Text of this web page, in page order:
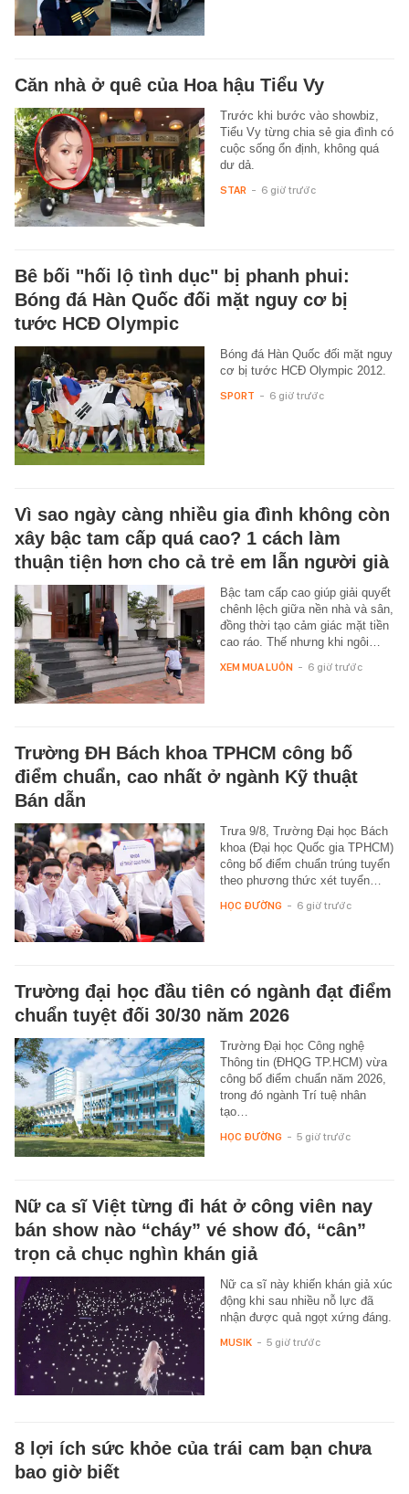
Căn nhà ở quê của Hoa hậu Tiểu Vy
Trước khi bước vào showbiz,
Tiểu Vy từng chia sẻ gia đình có
cuộc sống ổn định, không quá
dư dả.
STAR - 6 giờ trước
Bê bối "hối lộ tình dục" bị phanh phui:
Bóng đá Hàn Quốc đối mặt nguy cơ bị
tước HCĐ Olympic
Bóng đá Hàn Quốc đối mặt nguy
cơ bị tước HCĐ Olympic 2012.
SPORT - 6 giờ trước
Vì sao ngày càng nhiều gia đình không còn
xây bậc tam cấp quá cao? 1 cách làm
thuận tiện hơn cho cả trẻ em lẫn người già
Bậc tam cấp cao giúp giải quyết
chênh lệch giữa nền nhà và sân,
đồng thời tạo cảm giác mặt tiền
cao ráo. Thế nhưng khi ngôi…
XEM MUA LUÔN - 6 giờ trước
Trường ĐH Bách khoa TPHCM công bố
điểm chuẩn, cao nhất ở ngành Kỹ thuật
Bán dẫn
Trưa 9/8, Trường Đại học Bách
khoa (Đại học Quốc gia TPHCM)
công bố điểm chuẩn trúng tuyển
theo phương thức xét tuyển…
HỌC ĐƯỜNG - 6 giờ trước
Trường đại học đầu tiên có ngành đạt điểm
chuẩn tuyệt đối 30/30 năm 2026
Trường Đại học Công nghệ
Thông tin (ĐHQG TP.HCM) vừa
công bố điểm chuẩn năm 2026,
trong đó ngành Trí tuệ nhân
tạo…
HỌC ĐƯỜNG - 5 giờ trước
Nữ ca sĩ Việt từng đi hát ở công viên nay
bán show nào “cháy” vé show đó, “cân”
trọn cả chục nghìn khán giả
Nữ ca sĩ này khiến khán giả xúc
động khi sau nhiều nỗ lực đã
nhận được quả ngọt xứng đáng.
MUSIK - 5 giờ trước
8 lợi ích sức khỏe của trái cam bạn chưa
bao giờ biết